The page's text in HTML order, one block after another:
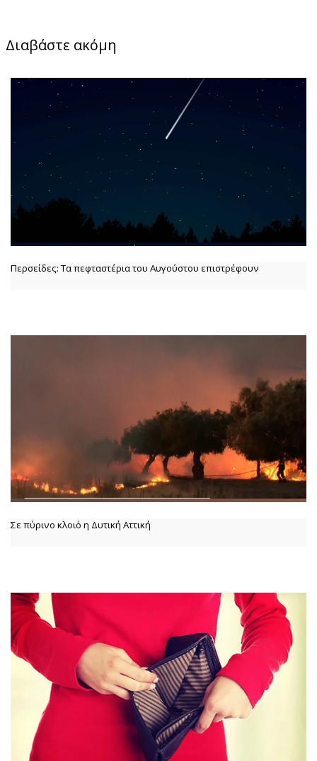
Διαβάστε ακόμη
Περσείδες: Τα πεφταστέρια του Αυγούστου επιστρέφουν
Σε πύρινο κλοιό η Δυτική Αττική